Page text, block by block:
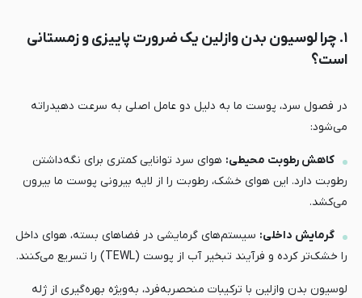
۱. چرا لوسیون بدن وازلین یک ضرورت پاییزی و زمستانی
است؟
در فصول سرد، پوست ما به دلیل دو عامل اصلی به سرعت دهیدراته
می‌شود:
کاهش رطوبت محیطی: هوای سرد توانایی کمتری برای نگه‌داشتن
رطوبت دارد. این هوای خشک، رطوبت را از لایه بیرونی پوست ما بیرون
می‌کشد.
گرمایش داخلی: سیستم‌های گرمایشی در فضاهای بسته، هوای داخل
را خشک‌تر کرده و فرآیند تبخیر آب از پوست (TEWL) را تسریع می‌کنند.
لوسیون بدن وازلین با ترکیبات منحصربه‌فرد، به‌ویژه بهره‌گیری از ژله